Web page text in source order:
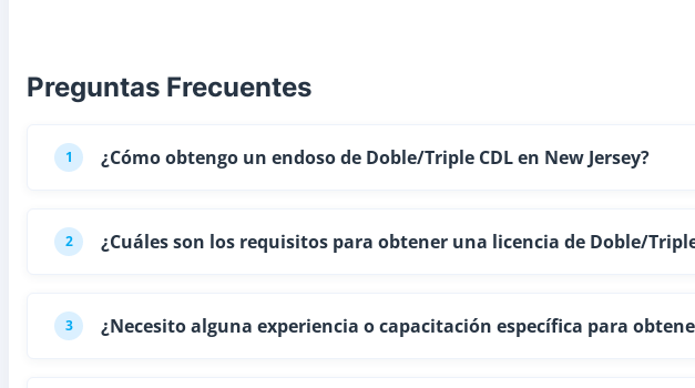
Preguntas Frecuentes
1 ¿Cómo obtengo un endoso de Doble/Triple CDL en New Jersey?
2 ¿Cuáles son los requisitos para obtener una licencia de Doble/Triple
3 ¿Necesito alguna experiencia o capacitación específica para